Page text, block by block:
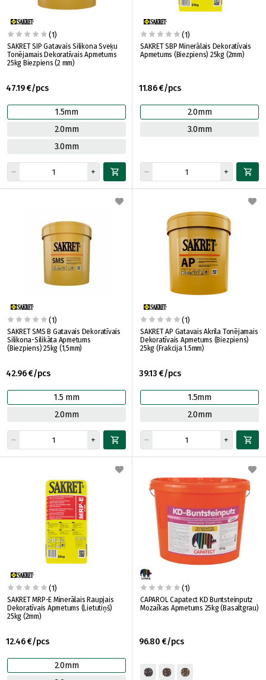
(1)
SAKRET SIP Gatavais Silikona Sveķu
Tonējamais Dekoratīvais Apmetums
25kg Biezpiens (2 mm)
47.19 €/pcs
1.5mm
2.0mm
3.0mm
(1)
SAKRET SBP Minerālais Dekoratīvais
Apmetums (Biezpiens) 25kg (2mm)
11.86 €/pcs
2.0mm
3.0mm
(1)
SAKRET SMS B Gatavais Dekoratīvais
Silikona-Silikāta Apmetums
(Biezpiens) 25kg (1,5mm)
42.96 €/pcs
1.5 mm
2.0mm
(1)
SAKRET AP Gatavais Akrila Tonējamais
Dekoratīvais Apmetums (Biezpiens)
25kg (Frakcija 1.5mm)
39.13 €/pcs
1.5mm
2.0mm
(1)
SAKRET MRP-E Minerālais Raupjais
Dekoratīvais Apmetums (Lietutiņš)
25kg (2mm)
12.46 €/pcs
2.0mm
(1)
CAPAROL Capatect KD Buntsteinputz
Mozaīkas Apmetums 25kg (Basaltgrau)
96.80 €/pcs